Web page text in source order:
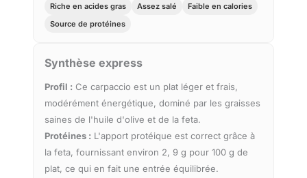
Riche en acides gras Assez salé
Faible en calories
Source de protéines
Synthèse express
Profil : Ce carpaccio est un plat léger et frais,
modérément énergétique, dominé par les graisses
saines de l'huile d'olive et de la feta.
Protéines : L'apport protéique est correct grâce à
la feta, fournissant environ 2, 9 g pour 100 g de
plat, ce qui en fait une entrée équilibrée.